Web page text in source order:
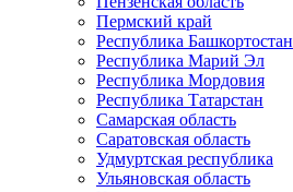
Пермский край
Республика Башкортостан
Республика Марий Эл
Республика Мордовия
Республика Татарстан
Самарская область
Саратовская область
Удмуртская республика
Ульяновская область